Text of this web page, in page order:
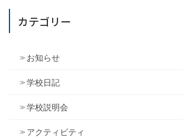
カテゴリー
お知らせ
学校日記
学校説明会
アクティビティ